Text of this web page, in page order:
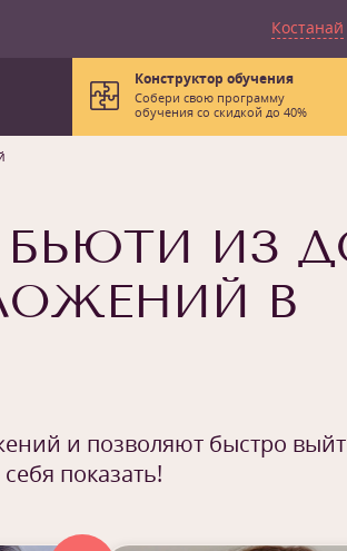
Костанай
Конструктор обучения
Собери свою программу
обучения со скидкой до 40%
БЬЮТИ ИЗ
В
и позволяют быстро
показать!